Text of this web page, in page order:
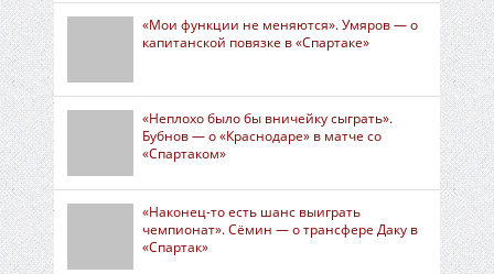
«Мои функции не меняются». Умяров — о
капитанской повязке в «Спартаке»
«Неплохо было бы вничейку сыграть».
Бубнов — о «Краснодаре» в матче со
«Спартаком»
«Наконец-то есть шанс выиграть
чемпионат». Сёмин — о трансфере Даку в
«Спартак»